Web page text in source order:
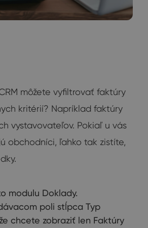
môžete vyfiltrovať faktúry
kritérií? Napríklad faktúry
vystavovateľov. Pokiaľ u vás
obchodníci, ľahko tak zistíte,
modulu Doklady.
poli stĺpca Typ
chcete zobraziť len Faktúry